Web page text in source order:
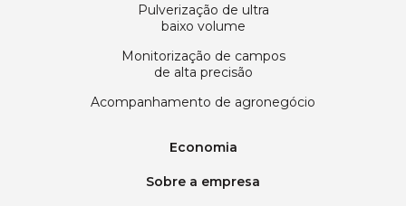
Pulverização de ultra
baixo volume
Monitorização de campos
de alta precisão
Acompanhamento de agronegócio
Economia
Sobre a empresa